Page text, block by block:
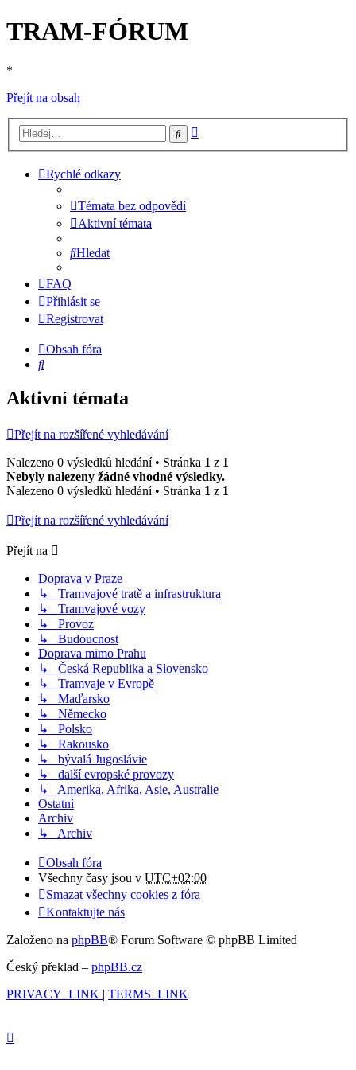
TRAM-FÓRUM
*
Přejít na obsah
Hledat
Rychlé odkazy
Témata bez odpovědí
Aktivní témata
Hledat
FAQ
Přihlásit se
Registrovat
Obsah fóra
Hledat
Aktivní témata
Přejít na rozšířené vyhledávání
Nalezeno 0 výsledků hledání • Stránka 1 z 1
Nebyly nalezeny žádné vhodné výsledky.
Nalezeno 0 výsledků hledání • Stránka 1 z 1
Přejít na rozšířené vyhledávání
Přejít na
Doprava v Praze
↳ Tramvajové tratě a infrastruktura
↳ Tramvajové vozy
↳ Provoz
↳ Budoucnost
Doprava mimo Prahu
↳ Česká Republika a Slovensko
↳ Tramvaje v Evropě
↳ Maďarsko
↳ Německo
↳ Polsko
↳ Rakousko
↳ bývalá Jugoslávie
↳ další evropské provozy
↳ Amerika, Afrika, Asie, Australie
Ostatní
Archiv
↳ Archiv
Obsah fóra
Všechny časy jsou v UTC+02:00
Smazat všechny cookies z fóra
Kontaktujte nás
Založeno na phpBB® Forum Software © phpBB Limited
Český překlad – phpBB.cz
PRIVACY_LINK | TERMS_LINK